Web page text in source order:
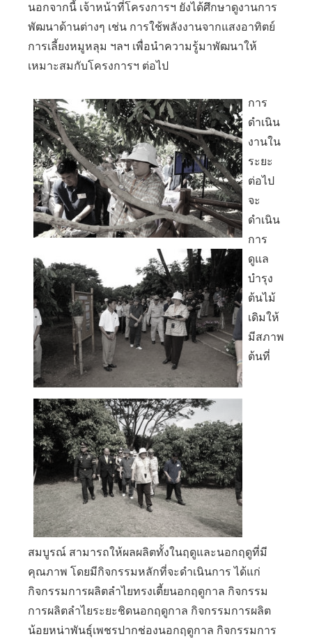
นอกจากนี้ เจ้าหน้าที่โครงการฯ ยังได้ศึกษาดูงานการ
พัฒนาด้านต่างๆ เช่น การใช้พลังงานจากแสงอาทิตย์
การเลี้ยงหมูหลุม ฯลฯ เพื่อนำความรู้มาพัฒนาให้
เหมาะสมกับโครงการฯ ต่อไป
การ
ดำเนิน
งานใน
ระยะ
ต่อไป
จะ
ดำเนิน
การ
ดูแล
บำรุง
ต้นไม้
เดิมให้
มีสภาพ
ต้นที่
สมบูรณ์ สามารถให้ผลผลิตทั้งในฤดูและนอกฤดูที่มี
คุณภาพ โดยมีกิจกรรมหลักที่จะดำเนินการ ได้แก่
กิจกรรมการผลิตลำไยทรงเตี้ยนอกฤดูกาล กิจกรรม
การผลิตลำไยระยะชิดนอกฤดูกาล กิจกรรมการผลิต
น้อยหน่าพันธุ์เพชรปากช่องนอกฤดูกาล กิจกรรมการ